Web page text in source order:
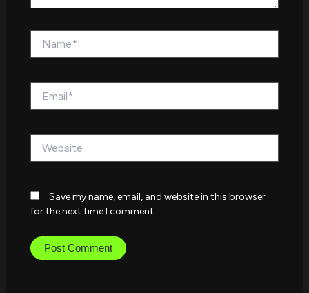
Save my name, email, and website in this browser
for the next time I comment.